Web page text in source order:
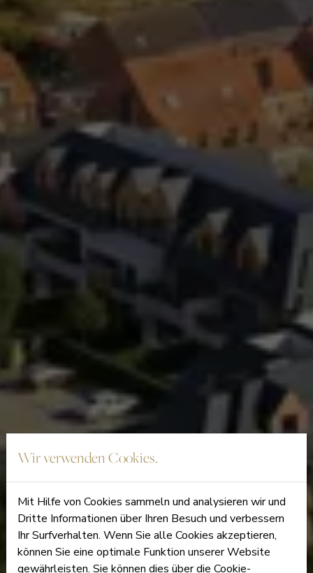
Wir verwenden Cookies.
Mit Hilfe von Cookies sammeln und analysieren wir und
Dritte Informationen über Ihren Besuch und verbessern
Ihr Surfverhalten. Wenn Sie alle Cookies akzeptieren,
können Sie eine optimale Funktion unserer Website
gewährleisten. Sie können dies über die Cookie-